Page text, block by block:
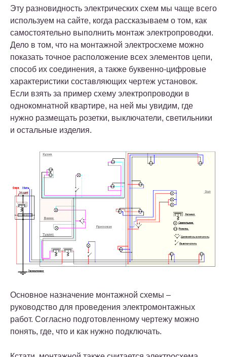
Эту разновидность электрических схем мы чаще всего
используем на сайте, когда рассказываем о том, как
самостоятельно выполнить монтаж электропроводки.
Дело в том, что на монтажной электросхеме можно
показать точное расположение всех элементов цепи,
способ их соединения, а также буквенно-цифровые
характеристики составляющих чертеж установок.
Если взять за пример схему электропроводки в
однокомнатной квартире, на ней мы увидим, где
нужно размещать розетки, выключатели, светильники
и остальные изделия.
Основное назначение монтажной схемы –
руководство для проведения электромонтажных
работ. Согласно подготовленному чертежу можно
понять, где, что и как нужно подключать.